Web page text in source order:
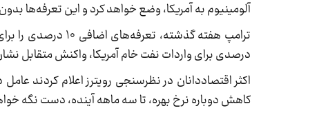
آلومینیوم به آمریکا، وضع خواهد کرد و این تعرفه‌ها
درصدی برای واردات نفت خام آمریکا، واکنش متقابل
اکثر اقتصاددانان در نظرسنجی رویترز اعلام کردند
کاهش دوباره نرخ بهره، تا سه ماهه آینده، دست نگه